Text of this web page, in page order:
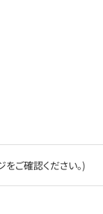
ご確認ください。)